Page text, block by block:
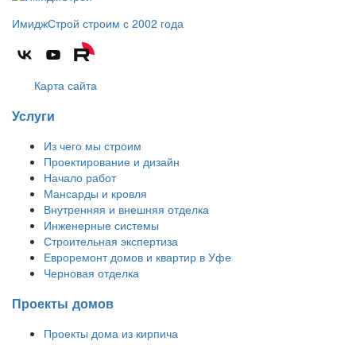
ИмиджСтрой строим с 2002 года
Карта сайта
Услуги
Из чего мы строим
Проектирование и дизайн
Начало работ
Мансарды и кровля
Внутренняя и внешняя отделка
Инженерные системы
Строительная экспертиза
Евроремонт домов и квартир в Уфе
Черновая отделка
Проекты домов
Проекты дома из кирпича